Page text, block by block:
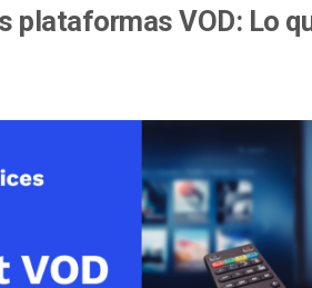
plataformas VOD: Lo